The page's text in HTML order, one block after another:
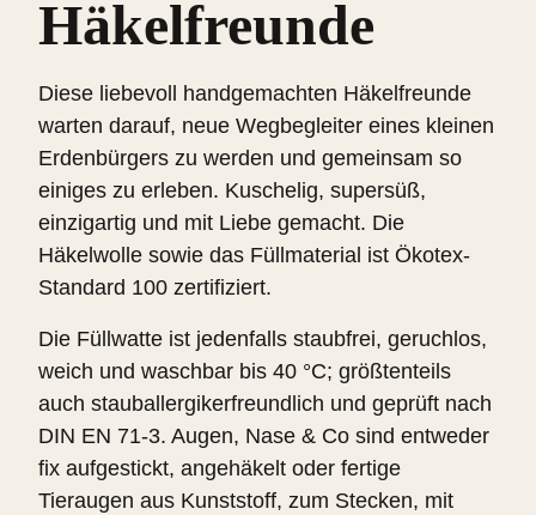
Häkelfreunde
Diese liebevoll handgemachten Häkelfreunde
warten darauf, neue Wegbegleiter eines kleinen
Erdenbürgers zu werden und gemeinsam so
einiges zu erleben. Kuschelig, supersüß,
einzigartig und mit Liebe gemacht. Die
Häkelwolle sowie das Füllmaterial ist Ökotex-
Standard 100 zertifiziert.
Die Füllwatte ist jedenfalls staubfrei, geruchlos,
weich und waschbar bis 40 °C; größtenteils
auch stauballergikerfreundlich und geprüft nach
DIN EN 71-3. Augen, Nase & Co sind entweder
fix aufgestickt, angehäkelt oder fertige
Tieraugen aus Kunststoff, zum Stecken, mit